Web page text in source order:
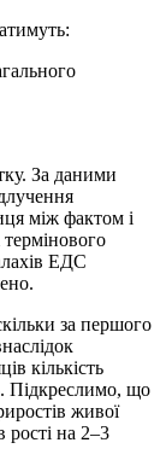
За даними
між фактом і
ЕДС
за першого
кількість
Підкреслимо, що
живої
рості на 2–3